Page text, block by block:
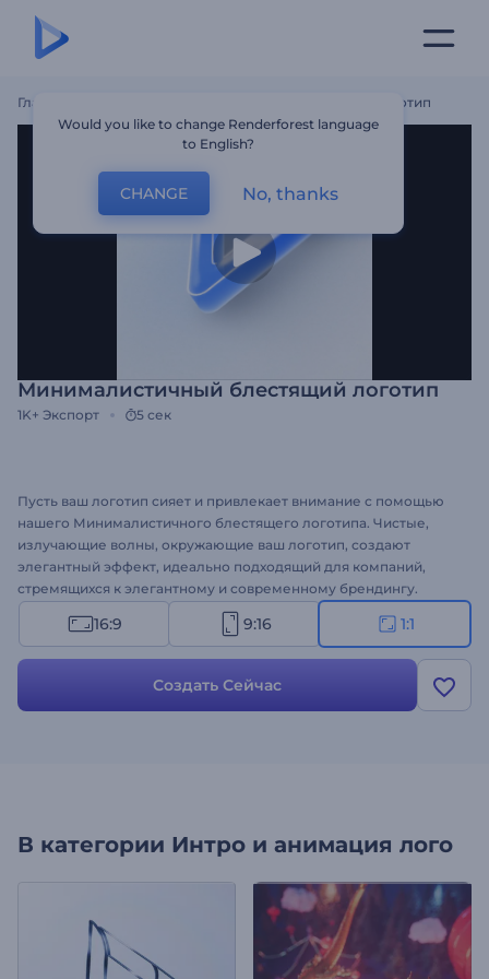
Главная Минималистичный Блестящий Логотип
Минималистичный блестящий логотип
1K+ Экспорт 5 сек
Пусть ваш логотип сияет и привлекает внимание с помощью
нашего Минималистичного блестящего логотипа. Чистые,
излучающие волны, окружающие ваш логотип, создают
элегантный эффект, идеально подходящий для компаний,
стремящихся к элегантному и современному брендингу.
Настройка займет всего несколько секунд: загрузите свой
логотип, добавьте слоган и дополните видео ритмичным
подчеркните свой брендинг!
16:9 9:16 1:1
Создать Сейчас
В категории Интро и анимация лого
Would you like to change Renderforest language
to English?
CHANGE No, thanks